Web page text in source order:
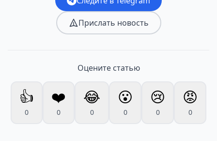
Прислать новость
Оцените статью
👍
0
❤️
0
😂
0
😮
0
😢
0
😡
0